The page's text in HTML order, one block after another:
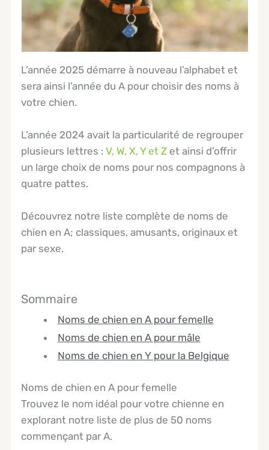
L’année 2025 démarre à nouveau l’alphabet et
sera ainsi l’année du A pour choisir des noms à
votre chien.
L’année 2024 avait la particularité de regrouper
plusieurs lettres :V, W, X, Y et Z et ainsi d’offrir
un large choix de noms pour nos compagnons à
quatre pattes.
Découvrez notre liste complète de noms de
chien en A; classiques, amusants, originaux et
par sexe.
Sommaire
Noms de chien en A pour femelle
Noms de chien en A pour mâle
Noms de chien en Y pour la Belgique
Noms de chien en A pour femelle
Trouvez le nom idéal pour votre chienne en
explorant notre liste de plus de 50 noms
commençant par A.